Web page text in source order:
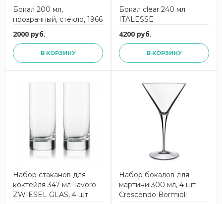
Бокал 200 мл,
прозрачный, стекло, 1966
2000 руб.
В КОРЗИНУ
Бокал clear 240 мл
ITALESSE
4200 руб.
В КОРЗИНУ
Набор стаканов для
коктейля 347 мл Tavoro
ZWIESEL GLAS, 4 шт
Набор бокалов для
мартини 300 мл, 4 шт
Crescendo Bormioli